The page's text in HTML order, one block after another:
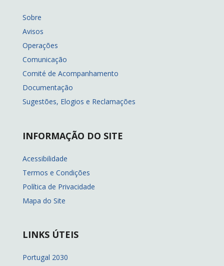
Sobre
Avisos
Operações
Comunicação
Comité de Acompanhamento
Documentação
Sugestões, Elogios e Reclamações
INFORMAÇÃO DO SITE
Acessibilidade
Termos e Condições
Política de Privacidade
Mapa do Site
LINKS ÚTEIS
Portugal 2030